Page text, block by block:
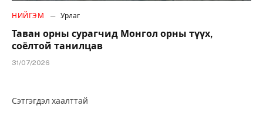
НИЙГЭМ Урлаг
Таван орны сурагчид Монгол орны түүх,
соёлтой танилцав
31/07/2026
Сэтгэгдэл хаалттай